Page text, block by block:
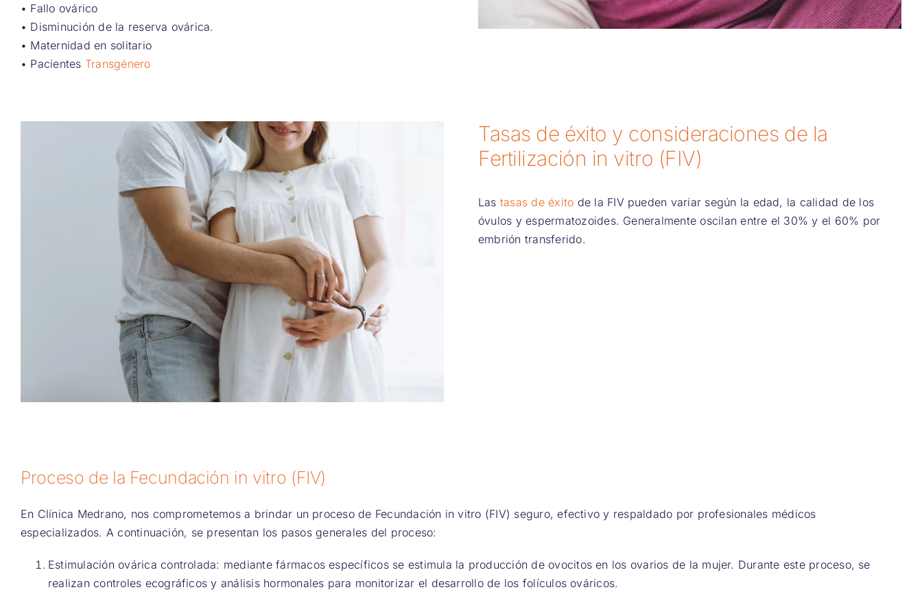
• Fallo ovárico
• Disminución de la reserva ovárica.
• Maternidad en solitario
• Pacientes Transgénero
Tasas de éxito y consideraciones de la
Fertilización in vitro (FIV)
Las tasas de éxito de la FIV pueden variar según la edad, la calidad de los
óvulos y espermatozoides. Generalmente oscilan entre el 30% y el 60% por
embrión transferido.
Proceso de la Fecundación in vitro (FIV)
En Clínica Medrano, nos comprometemos a brindar un proceso de Fecundación in vitro (FIV) seguro, efectivo y respaldado por profesionales médicos
especializados. A continuación, se presentan los pasos generales del proceso:
Estimulación ovárica controlada: mediante fármacos específicos se estimula la producción de ovocitos en los ovarios de la mujer. Durante este proceso, se
realizan controles ecográficos y análisis hormonales para monitorizar el desarrollo de los folículos ováricos.